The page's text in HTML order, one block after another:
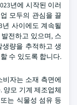
년에 시작된 이러
모두의 관심을 끌
년 사이에도 계속될
전하고 있으며, 스
량을 추적하고 생
수 있도록 합니다.
자는 소재 측면에
양모 기계 제조업체
는 식물성 섬유 등